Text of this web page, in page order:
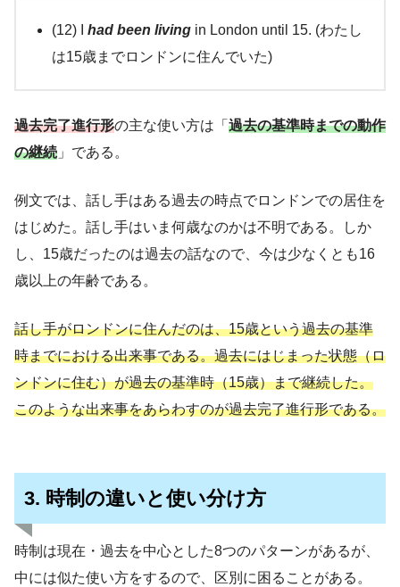
(12) I had been living in London until 15. (わたし
は15歳までロンドンに住んでいた)
過去完了進行形の主な使い方は「 過去の基準時までの動作
の継続 」である。
例文では、話し手はある過去の時点でロンドンでの居住を
はじめた。話し手はいま何歳なのかは不明である。しか
し、15歳だったのは過去の話なので、今は少なくとも16
歳以上の年齢である。
話し手がロンドンに住んだのは、15歳という過去の基準
時までにおける出来事である。過去にはじまった状態（ロ
ンドンに住む）が過去の基準時（15歳）まで継続した。
このような出来事をあらわすのが過去完了進行形である。
3. 時制の違いと使い分け方
時制は現在・過去を中心とした8つのパターンがあるが、
中には似た使い方をするので、区別に困ることがある。